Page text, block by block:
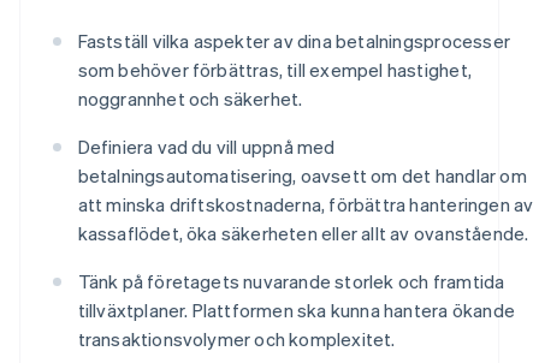
Fastställ vilka aspekter av dina betalningsprocesser
som behöver förbättras, till exempel hastighet,
noggrannhet och säkerhet.
Definiera vad du vill uppnå med
betalningsautomatisering, oavsett om det handlar om
att minska driftskostnaderna, förbättra hanteringen av
kassaflödet, öka säkerheten eller allt av ovanstående.
Tänk på företagets nuvarande storlek och framtida
tillväxtplaner. Plattformen ska kunna hantera ökande
transaktionsvolymer och komplexitet.